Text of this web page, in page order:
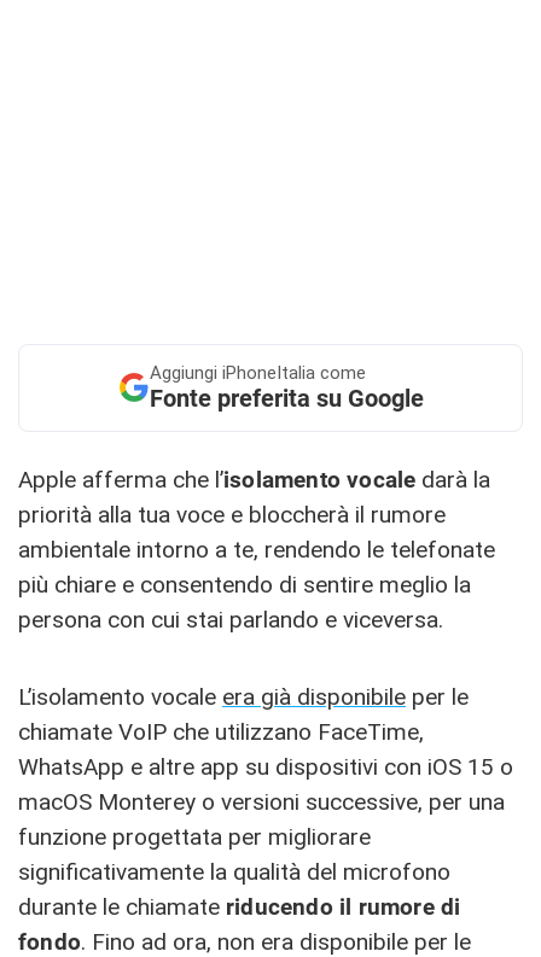
Aggiungi iPhoneItalia come
Fonte preferita su Google
Apple afferma che l’isolamento vocale darà la
priorità alla tua voce e bloccherà il rumore
ambientale intorno a te, rendendo le telefonate
più chiare e consentendo di sentire meglio la
persona con cui stai parlando e viceversa.
L’isolamento vocale era già disponibile per le
chiamate VoIP che utilizzano FaceTime,
WhatsApp e altre app su dispositivi con iOS 15 o
macOS Monterey o versioni successive, per una
funzione progettata per migliorare
significativamente la qualità del microfono
durante le chiamate riducendo il rumore di
fondo. Fino ad ora, non era disponibile per le